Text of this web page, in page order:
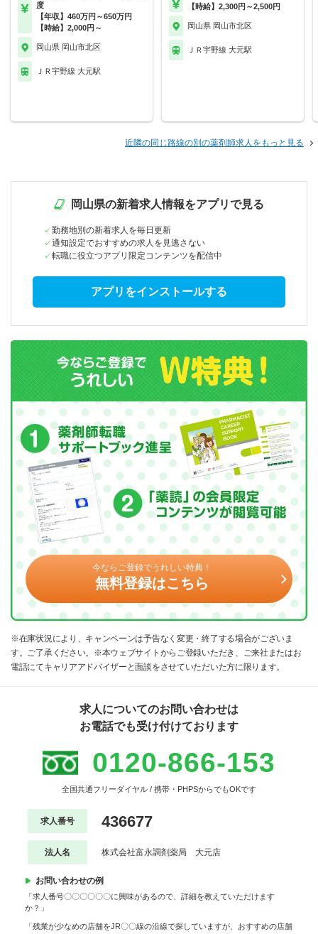
度
【年収】460万円～650万円
【時給】2,000円～
岡山県 岡山市北区
ＪＲ宇野線 大元駅
【時給】2,300円～2,500円
岡山県 岡山市北区
ＪＲ宇野線 大元駅
近隣の同じ路線の別の薬剤師求人をもっと見る
岡山県の新着求人情報をアプリで見る
勤務地別の新着求人を毎日更新
通知設定でおすすめの求人を見逃さない
転職に役立つアプリ限定コンテンツを配信中
アプリをインストールする
今ならご登録でうれしい特典！
無料登録はこちら
※在庫状況により、キャンペーンは予告なく変更・終了する場合がございま
す。ご了承ください。※本ウェブサイトからご登録いただき、ご来社またはお
電話にてキャリアアドバイザーと面談をさせていただいた方に限ります。
求人についてのお問い合わせは
お電話でも受け付けております
0120-866-153
全国共通フリーダイヤル / 携帯・PHPSからでもOKです
求人番号 436677
法人名 株式会社富永調剤薬局 大元店
お問い合わせの例
「求人番号〇〇〇〇〇〇に興味があるので、詳細を教えていただけます
か？」
「残業が少なめの店舗をJR〇〇線の沿線で探していますが、おすすめの店舗